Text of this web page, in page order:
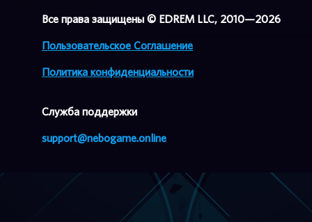
Все права защищены © EDREM LLC, 2010—2026
Пользовательское Соглашение
Политика конфиденциальности
Cлужба поддержки
support@nebogame.online